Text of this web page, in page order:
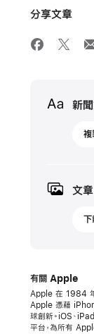
分享文章
新
月
稿
推
複
文
下
有關 Apple
Apple 在 1984 年
Apple 憑藉
球創新。iOS、
平台，為所有